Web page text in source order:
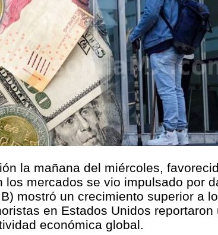
la mañana del miércoles,
mercados se vio impulsado por
mostró un crecimiento superior a
en Estados Unidos
económica global.